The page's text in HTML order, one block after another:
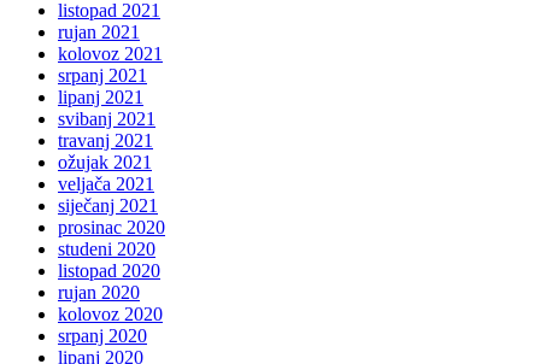
listopad 2021
rujan 2021
kolovoz 2021
srpanj 2021
lipanj 2021
svibanj 2021
travanj 2021
ožujak 2021
veljača 2021
siječanj 2021
prosinac 2020
studeni 2020
listopad 2020
rujan 2020
kolovoz 2020
srpanj 2020
lipanj 2020